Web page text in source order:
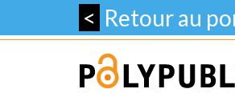
< Retour au